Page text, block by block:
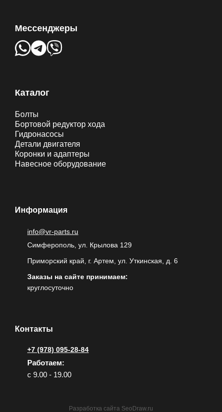
Мессенджеры
Каталог
Болты
Бортовой редуктор хода
Гидронасосы
Детали двигателя
Коронки и адаптеры
Навесное оборудование
Информация
info@vr-parts.ru
Симферополь, ул. Крылова 129
Приморский край, г. Артем, ул. Уткинская, д. 6
Заказы на сайте принимаем:
круглосуточно
Контакты
+7 (978) 095-28-84
Работаем:
с 9.00 - 19.00
Разработка сайта SeoDraw.ru